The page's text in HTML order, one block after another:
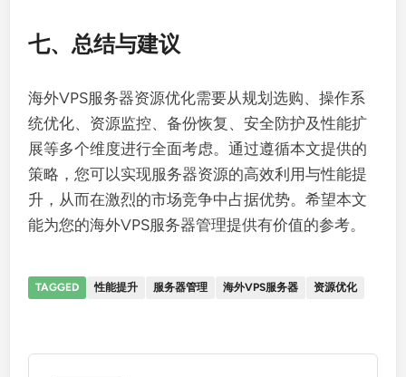
七、总结与建议
海外VPS服务器资源优化需要从规划选购、操作系
统优化、资源监控、备份恢复、安全防护及性能扩
展等多个维度进行全面考虑。通过遵循本文提供的
策略，您可以实现服务器资源的高效利用与性能提
升，从而在激烈的市场竞争中占据优势。希望本文
能为您的海外VPS服务器管理提供有价值的参考。
TAGGED 性能提升 服务器管理 海外VPS服务器 资源优化